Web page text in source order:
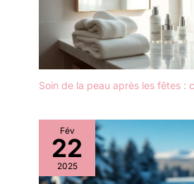
Soin de la peau après les fêtes :
Fév
22
2025